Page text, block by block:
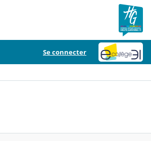
Se connecter